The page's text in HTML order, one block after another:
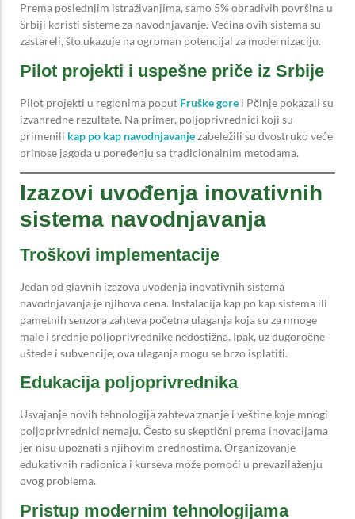
Prema poslednjim istraživanjima, samo 5% obradivih površina u
Srbiji koristi sisteme za navodnjavanje. Većina ovih sistema su
zastareli, što ukazuje na ogroman potencijal za modernizaciju.
Pilot projekti i uspešne priče iz Srbije
Pilot projekti u regionima poput Fruške gore i Pčinje pokazali su
izvanredne rezultate. Na primer, poljoprivrednici koji su
primenili kap po kap navodnjavanjezabeležili su dvostruko veće
prinose jagoda u poređenju sa tradicionalnim metodama.
Izazovi uvođenja inovativnih
sistema navodnjavanja
Troškovi implementacije
Jedan od glavnih izazova uvođenja inovativnih sistema
navodnjavanja je njihova cena. Instalacija kap po kap sistema ili
pametnih senzora zahteva početna ulaganja koja su za mnoge
male i srednje poljoprivrednike nedostižna. Ipak, uz dugoročne
uštede i subvencije, ova ulaganja mogu se brzo isplatiti.
Edukacija poljoprivrednika
Usvajanje novih tehnologija zahteva znanje i veštine koje mnogi
poljoprivrednici nemaju. Često su skeptični prema inovacijama
jer nisu upoznati s njihovim prednostima. Organizovanje
edukativnih radionica i kurseva može pomoći u prevazilaženju
ovog problema.
Pristup modernim tehnologijama